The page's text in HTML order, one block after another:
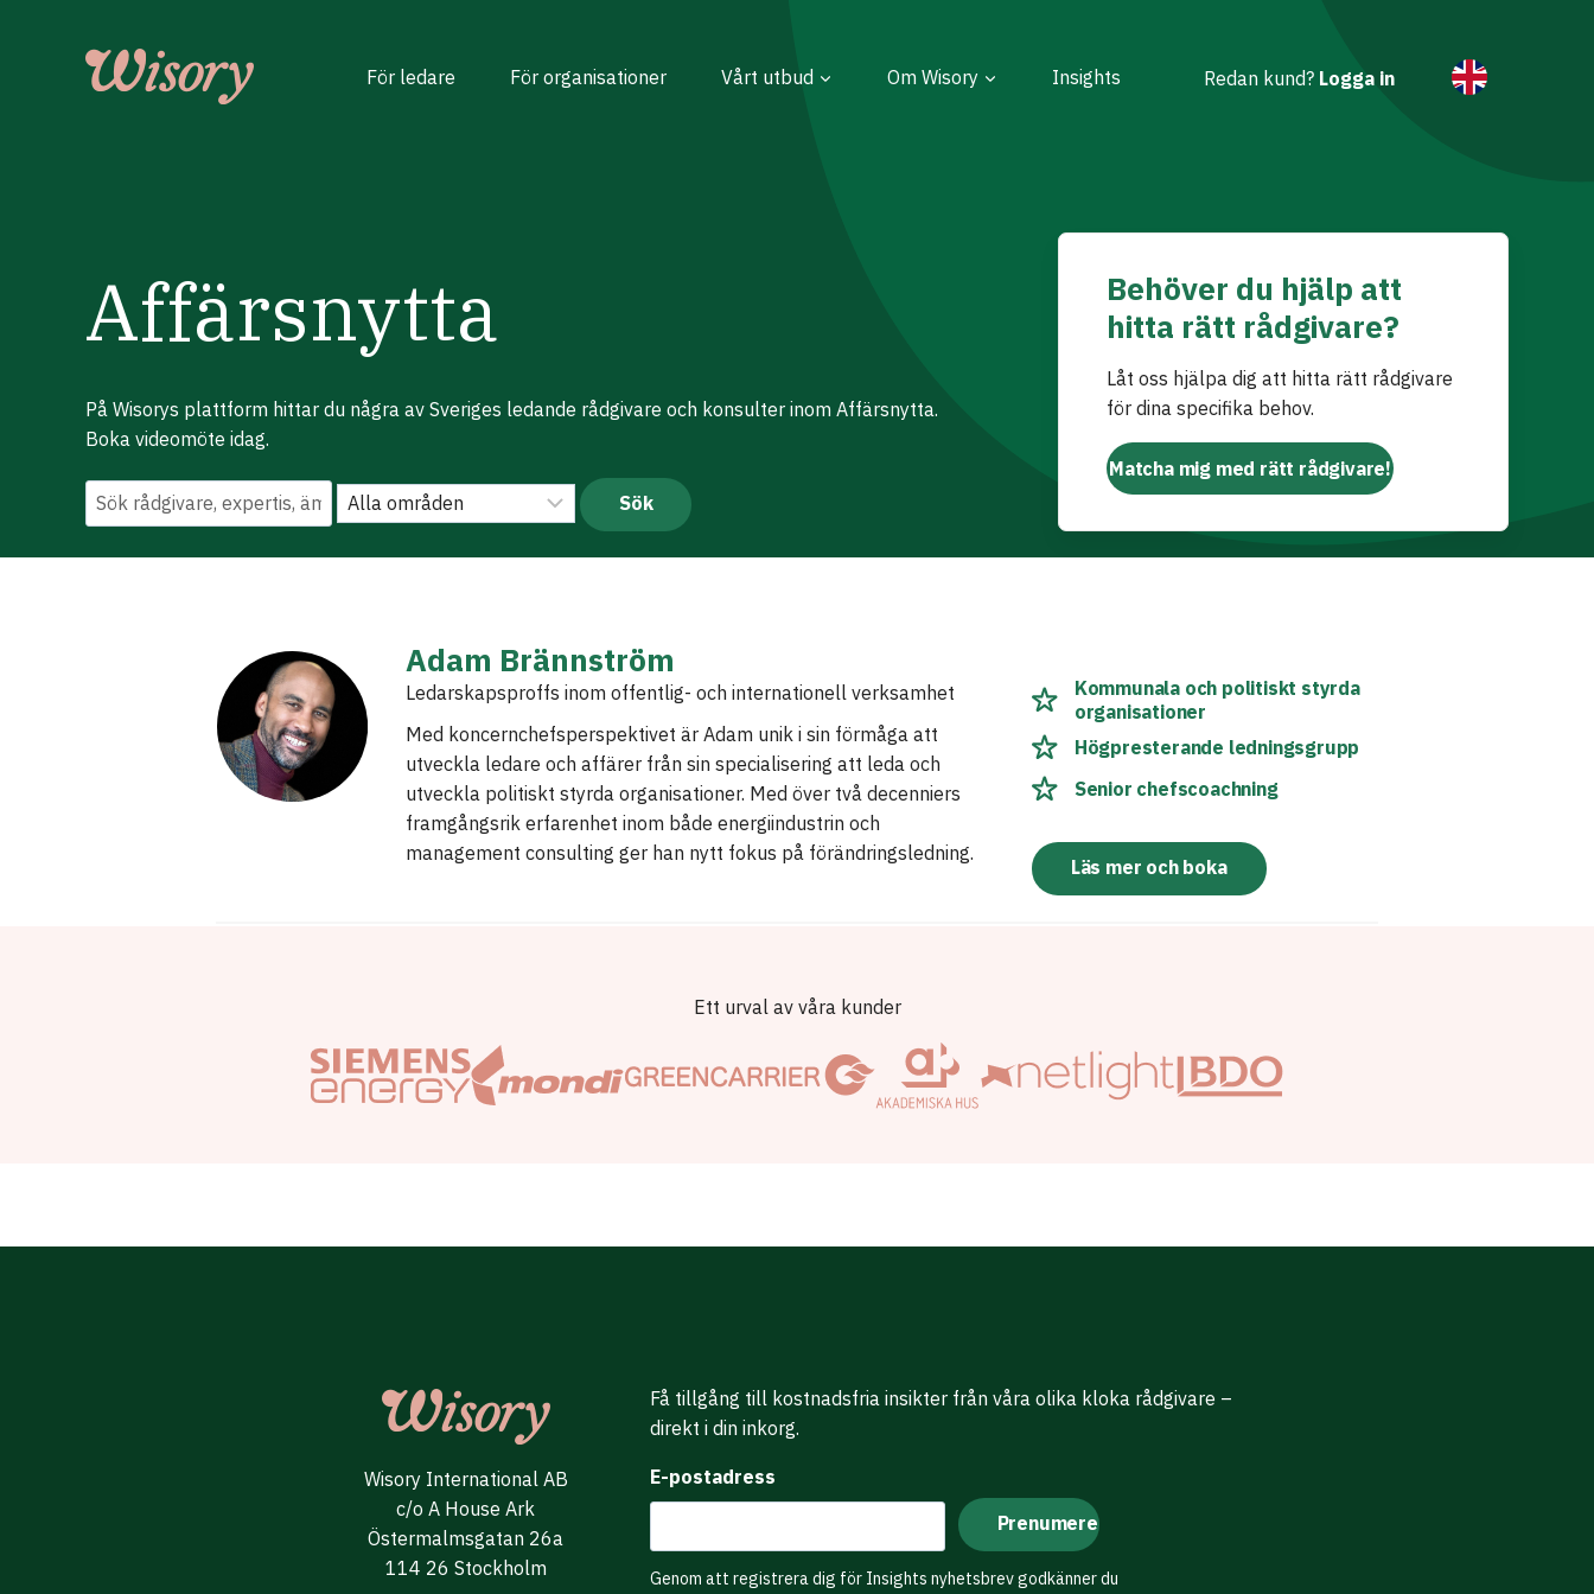
För ledare För organisationer Vårt utbud Om Wisory Insights Redan kund? Logga in
Affärsnytta
På Wisorys plattform hittar du några av Sveriges ledande rådgivare och konsulter inom Affärsnytta.
Boka videomöte idag.
Behöver du hjälp att
hitta rätt rådgivare?
Låt oss hjälpa dig att hitta rätt rådgivare
för dina specifika behov.
Matcha mig med rätt rådgivare!
Adam Brännström
Ledarskapsproffs inom offentlig- och internationell verksamhet
Med koncernchefsperspektivet är Adam unik i sin förmåga att
utveckla ledare och affärer från sin specialisering att leda och
utveckla politiskt styrda organisationer. Med över två decenniers
framgångsrik erfarenhet inom både energiindustrin och
management consulting ger han nytt fokus på förändringsledning.
Kommunala och politiskt styrda
organisationer
Högpresterande ledningsgrupp
Senior chefscoachning
Läs mer och boka
Ett urval av våra kunder
Wisory International AB
c/o A House Ark
Östermalmsgatan 26a
114 26 Stockholm
Få tillgång till kostnadsfria insikter från våra olika kloka rådgivare –
direkt i din inkorg.
E-postadress
Genom att registrera dig för Insights nyhetsbrev godkänner du